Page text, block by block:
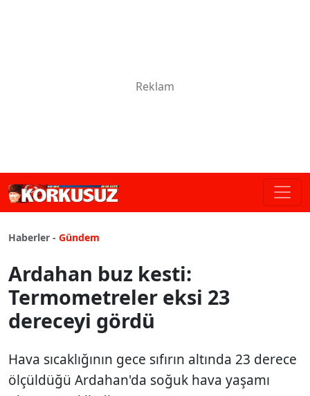
Haberler - Gündem
Ardahan buz kesti:
Termometreler eksi 23
dereceyi gördü
Hava sıcaklığının gece sıfırın altında 23 derece
ölçüldüğü Ardahan'da soğuk hava yaşamı